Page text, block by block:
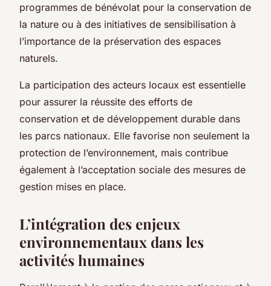
programmes de bénévolat pour la conservation de
la nature ou à des initiatives de sensibilisation à
l’importance de la préservation des espaces
naturels.
La participation des acteurs locaux est essentielle
pour assurer la réussite des efforts de
conservation et de développement durable dans
les parcs nationaux. Elle favorise non seulement la
protection de l’environnement, mais contribue
également à l’acceptation sociale des mesures de
gestion mises en place.
L’intégration des enjeux
environnementaux dans les
activités humaines